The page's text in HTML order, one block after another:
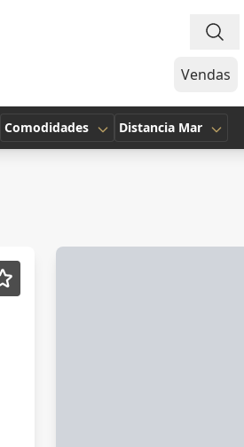
Vendas
Comodidades Distancia Mar